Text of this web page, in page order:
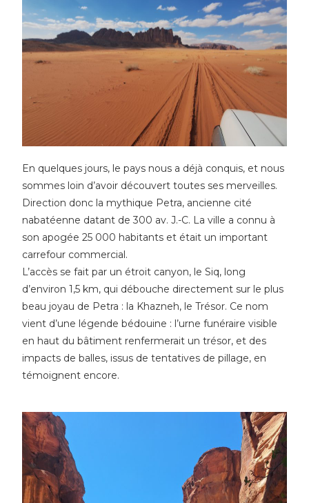
En quelques jours, le pays nous a déjà conquis, et nous
sommes loin d’avoir découvert toutes ses merveilles.
Direction donc la mythique Petra, ancienne cité
nabatéenne datant de 300 av. J.-C. La ville a connu à
son apogée 25 000 habitants et était un important
carrefour commercial.
L’accès se fait par un étroit canyon, le Siq, long
d’environ 1,5 km, qui débouche directement sur le plus
beau joyau de Petra : la Khazneh, le Trésor. Ce nom
vient d’une légende bédouine : l’urne funéraire visible
en haut du bâtiment renfermerait un trésor, et des
impacts de balles, issus de tentatives de pillage, en
témoignent encore.